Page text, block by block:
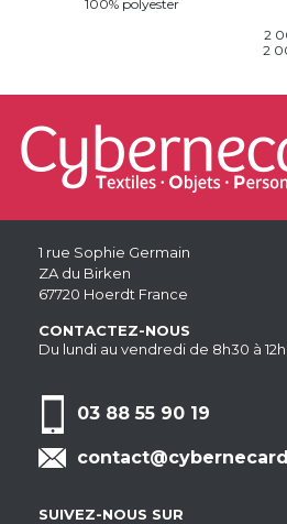
100% polyester
2
2
1 rue Sophie Germain
ZA du Birken
67720 Hoerdt France
CONTACTEZ-NOUS
Du lundi au vendredi de 8h30 à 12h
03 88 55 90 19
SUIVEZ-NOUS SUR